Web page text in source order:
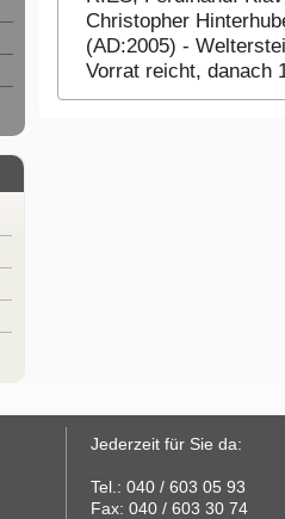
Christopher
(AD:2005) -
Vorrat reicht, danach
Jederzeit für Sie da:
Tel.: 040 / 603 05 93
Fax: 040 / 603 30 74